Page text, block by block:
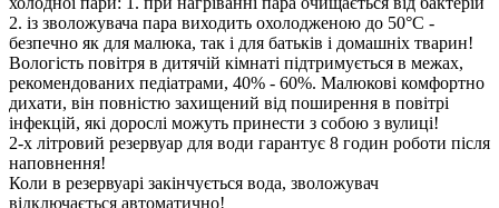
2. із зволожувача пара виходить охолодженою до 50°С -
безпечно як для малюка, так і для батьків і домашніх тварин!
Вологість повітря в дитячій кімнаті підтримується в межах,
рекомендованих педіатрами, 40% - 60%. Малюкові комфортно
дихати, він повністю захищений від поширення в повітрі
інфекцій, які дорослі можуть принести з собою з вулиці!
2-х літровий резервуар для води гарантує 8 годин роботи після
наповнення!
Коли в резервуарі закінчується вода, зволожувач
відключається автоматично!